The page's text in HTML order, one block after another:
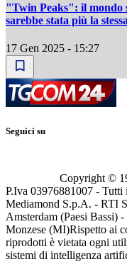
"Twin Peaks": il mondo
sarebbe stata più la stessa
17 Gen 2025 - 15:27
Seguici su
Copyright ©
P.Iva 03976881007 -
Mediamond S.p.A. - RTI
Amsterdam (Paesi Bassi)
Monzese (MI)Rispetto ai
riprodotti è vietata ogni
sistemi di intelligenza